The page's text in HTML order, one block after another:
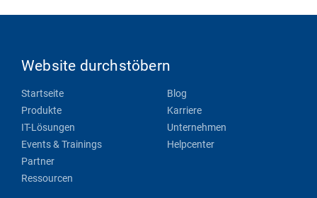
Website durchstöbern
Startseite
Produkte
IT-Lösungen
Events & Trainings
Partner
Ressourcen
Blog
Karriere
Unternehmen
Helpcenter